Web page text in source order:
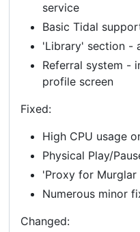
service
Basic Tidal
'Library' section -
Referral system -
profile screen
Fixed:
High CPU usage
Physical Play/
'Proxy for
Numerous minor
Changed: